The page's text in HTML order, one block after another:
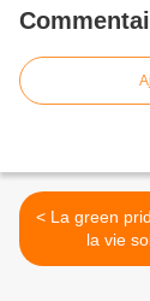
< La green pride : pour que
la vie